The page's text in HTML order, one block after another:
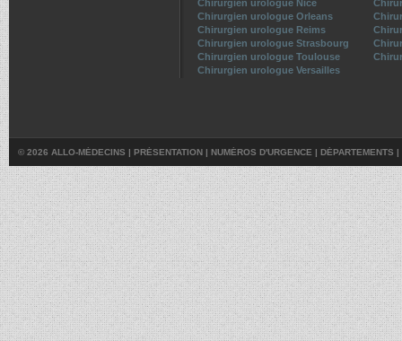
Chirurgien urologue Nice
Chirurgien urologue Orleans
Chirurgien urologue Reims
Chirurgien urologue Strasbourg
Chirurgien urologue Toulouse
Chirurgien urologue Versailles
© 2026 ALLO-MÉDECINS | PRÉSENTATION | NUMÉROS D'URGENCE | DÉPARTEMENTS |